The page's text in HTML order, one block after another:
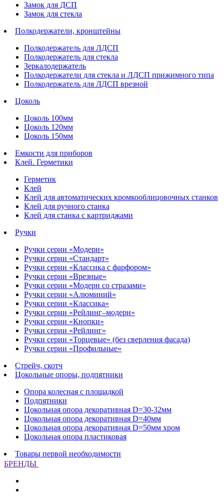
Замок для ДСП
Замок для стекла
Полкодержатели, кронштейны
Полкодержатель для ЛДСП
Полкодержатель для стекла
Зеркалодержатель
Полкодержатели для стекла и ЛДСП прижимного типа
Полкодержатель для ЛДСП врезной
Цоколь
Цоколь 100мм
Цоколь 120мм
Цоколь 150мм
Емкости для приборов
Клей. Герметики
Герметик
Клей
Клей для автоматических кромкооблицовочных станков
Клей для ручного станка
Клей для станка с картриджами
Ручки
Ручки серии «Модерн»
Ручки серии «Стандарт»
Ручки серии «Классика с фарфором»
Ручки серии «Врезные»
Ручки серии «Модерн со стразами»
Ручки серии «Алюминий»
Ручки серии «Классика»
Ручки серии «Рейлинг–модерн»
Ручки серии «Кнопки»
Ручки серии «Рейлинг»
Ручки серии «Торцевые» (без сверления фасада)
Ручки серии «Профильные»
Стрейч, скотч
Цокольные опоры, подпятники
Опора колесная с площадкой
Подпятники
Цокольная опора декоративная D=30-32мм
Цокольная опора декоративная D=40мм
Цокольная опора декоративная D=50мм хром
Цокольная опора пластиковая
Товары первой необходимости
БРЕНДЫ